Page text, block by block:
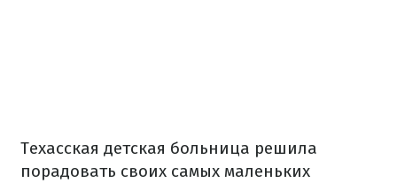
Техасская детская больница решила
порадовать своих самых маленьких